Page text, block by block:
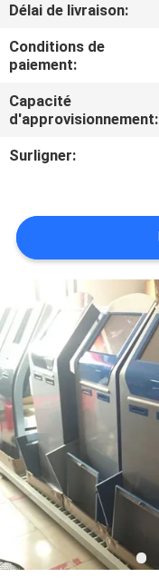
DE
QUALITÉ
CONTACTEZ-
DEMANDEZ
CITATION
PLAN
DU
SITE
PRIVACY
POLICY
Délai de livraison:
Conditions de
paiement:
Capacité
d'approvisionnement:
Surligner: